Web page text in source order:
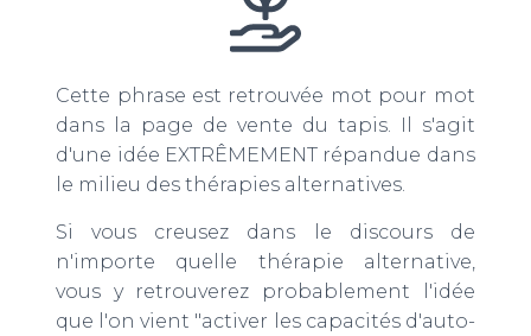
Cette phrase est retrouvée mot pour mot
dans la page de vente du tapis. Il s'agit
d'une idée EXTRÊMEMENT répandue dans
le milieu des thérapies alternatives.
Si vous creusez dans le discours de
n'importe quelle thérapie alternative,
vous y retrouverez probablement l'idée
que l'on vient "activer les capacités d'auto-